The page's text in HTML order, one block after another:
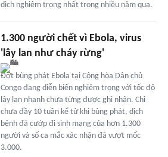
dịch nghiêm trọng nhất trong nhiều năm qua.
1.300 người chết vì Ebola, virus
'lây lan như cháy rừng'
Đợt bùng phát Ebola tại Cộng hòa Dân chủ
Congo đang diễn biến nghiêm trọng với tốc độ
lây lan nhanh chưa từng được ghi nhận. Chỉ
chưa đầy 10 tuần kể từ khi bùng phát, dịch
bệnh đã cướp đi sinh mạng của hơn 1.300
người và số ca mắc xác nhận đã vượt mốc
3.000.